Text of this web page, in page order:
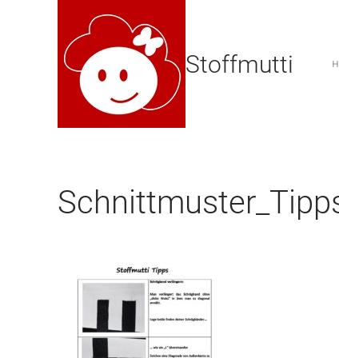
Stoffmutti